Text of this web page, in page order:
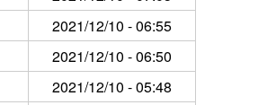
2021/12/10 - 06:55
2021/12/10 - 06:50
2021/12/10 - 05:48